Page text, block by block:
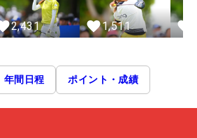
2,431 1,511
年間日程 ポイント・成績